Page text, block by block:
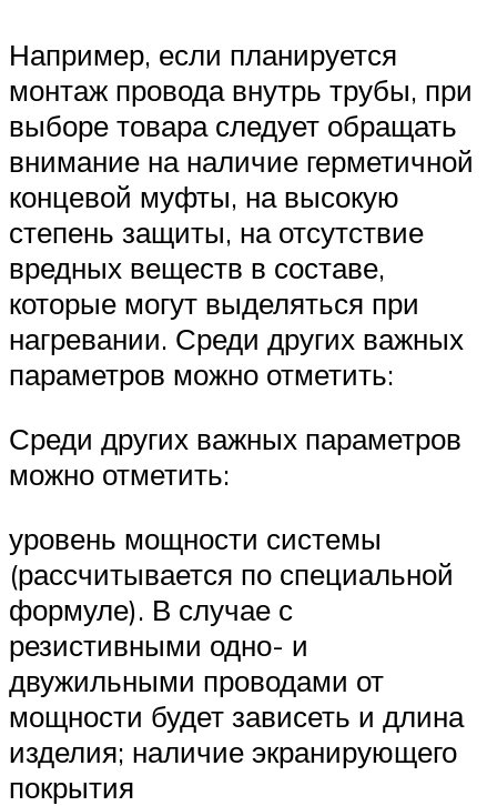
Например, если планируется
монтаж провода внутрь трубы, при
выборе товара следует обращать
внимание на наличие герметичной
концевой муфты, на высокую
степень защиты, на отсутствие
вредных веществ в составе,
которые могут выделяться при
нагревании. Среди других важных
параметров можно отметить:
Среди других важных параметров
можно отметить:
уровень мощности системы
(рассчитывается по специальной
формуле). В случае с
резистивными одно- и
двужильными проводами от
мощности будет зависеть и длина
изделия; наличие экранирующего
покрытия